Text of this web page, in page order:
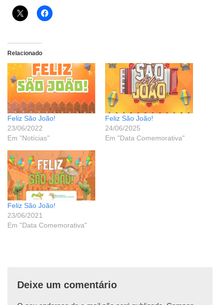
Relacionado
Feliz São João!
23/06/2022
Em "Notícias"
Feliz São João!
24/06/2025
Em "Data Comemorativa"
Feliz São João!
23/06/2021
Em "Data Comemorativa"
Deixe um comentário